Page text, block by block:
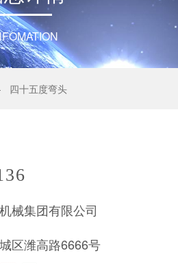
四十五度弯头
械集团有限公司
区潍高路6666号